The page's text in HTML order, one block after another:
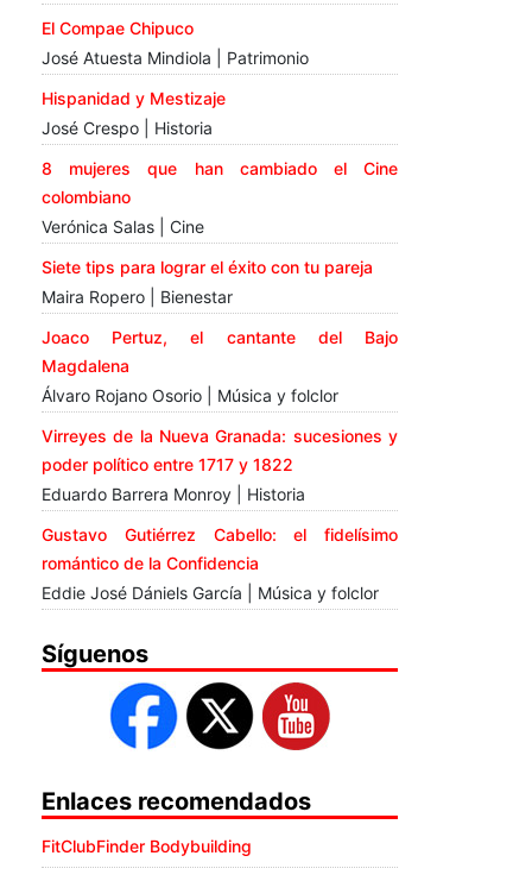
El Compae Chipuco
José Atuesta Mindiola | Patrimonio
Hispanidad y Mestizaje
José Crespo | Historia
8 mujeres que han cambiado el Cine
colombiano
Verónica Salas | Cine
Siete tips para lograr el éxito con tu pareja
Maira Ropero | Bienestar
Joaco Pertuz, el cantante del Bajo
Magdalena
Álvaro Rojano Osorio | Música y folclor
Virreyes de la Nueva Granada: sucesiones y
poder político entre 1717 y 1822
Eduardo Barrera Monroy | Historia
Gustavo Gutiérrez Cabello: el fidelísimo
romántico de la Confidencia
Eddie José Dániels García | Música y folclor
Síguenos
Enlaces recomendados
FitClubFinder Bodybuilding